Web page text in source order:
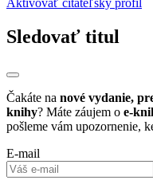
Aktivovať čitateľský profil
Sledovať titul
Čakáte na nové vydanie,
knihy? Máte záujem o e-
pošleme vám upozornenie,
E-mail